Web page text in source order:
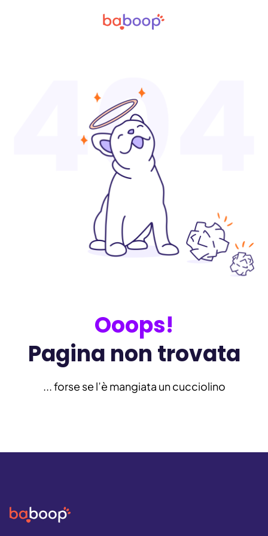
Ooops!
Pagina non trovata
... forse se l’è mangiata un cucciolino